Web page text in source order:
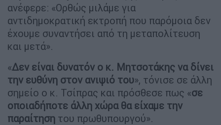
ανέφερε: «Ορθώς μιλάμε για
αντιδημοκρατική εκτροπή που παρόμοια δεν
έχουμε συναντήσει από τη μεταπολίτευση
και μετά».
«Δεν είναι δυνατόν ο κ. Μητσοτάκης να δίνει
την ευθύνη στον ανιψιό του», τόνισε σε άλλη
σημείο ο κ. Τσίπρας και πρόσθεσε πως «σε
οποιαδήποτε άλλη χώρα θα είχαμε την
παραίτηση του πρωθυπουργού».